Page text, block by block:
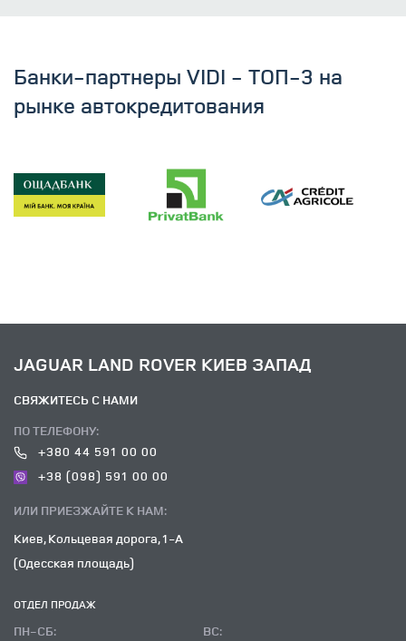
Банки-партнеры VIDI - ТОП-3 на
рынке автокредитования
JAGUAR LAND ROVER КИЕВ ЗАПАД
СВЯЖИТЕСЬ С НАМИ
ПО ТЕЛЕФОНУ:
+380 44 591 00 00
+38 (098) 591 00 00
ИЛИ ПРИЕЗЖАЙТЕ К НАМ:
Киев, Кольцевая дорога, 1-А
(Одесская площадь)
ОТДЕЛ ПРОДАЖ
ПН-СБ:
ВC: